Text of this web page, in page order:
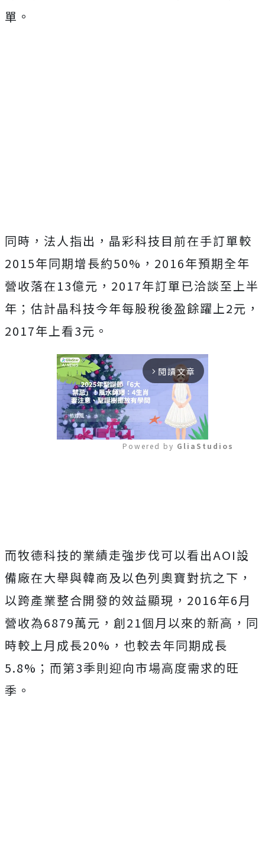
單。
同時，法人指出，晶彩科技目前在手訂單較
2015年同期增長約50%，2016年預期全年
營收落在13億元，2017年訂單已洽談至上半
年；估計晶科技今年每股稅後盈餘躍上2元，
2017年上看3元。
arrow_forward_ios 閱讀文章
Powered by GliaStudios
而牧德科技的業績走強步伐可以看出AOI設
備廠在大舉與韓商及以色列奧寶對抗之下，
以跨產業整合開發的效益顯現，2016年6月
營收為6879萬元，創21個月以來的新高，同
時較上月成長20%，也較去年同期成長
5.8%；而第3季則迎向市場高度需求的旺
季。